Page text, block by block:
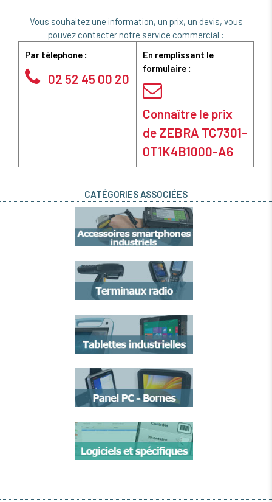
Vous souhaitez une information, un prix, un devis, vous
pouvez contacter notre service commercial :
Par télephone :
02 52 45 00 20
En remplissant le
formulaire :
Connaître le prix
de ZEBRA TC7301-
0T1K4B1000-A6
CATÉGORIES ASSOCIÉES